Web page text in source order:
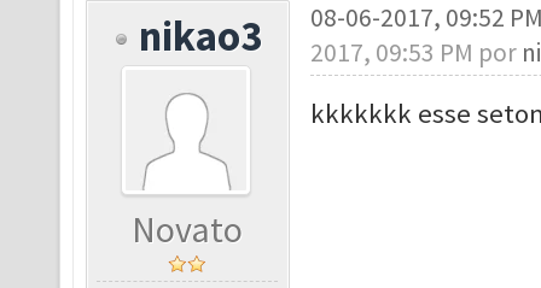
nikao3
Novato
08-06-2017, 09:52
2017, 09:53 PM por
kkkkkkk esse